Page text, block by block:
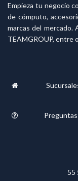
Empieza tu negocio
de cómputo,
marcas del mercado.
TEAMGROUP, entre
55